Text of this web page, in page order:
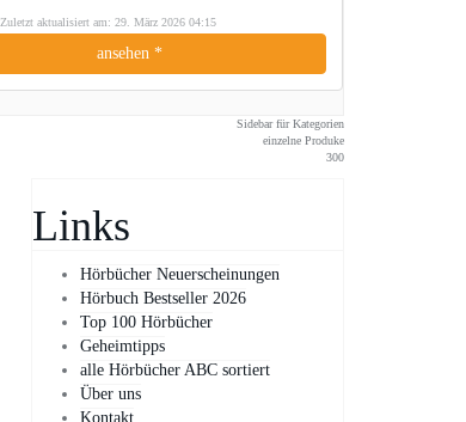
Zuletzt aktualisiert am: 29. März 2026 04:15
ansehen *
Sidebar für Kategorien
einzelne Produke
300
Links
Hörbücher Neuerscheinungen
Hörbuch Bestseller 2026
Top 100 Hörbücher
Geheimtipps
alle Hörbücher ABC sortiert
Über uns
Kontakt